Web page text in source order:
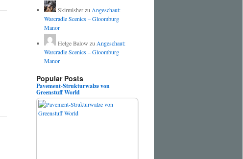
SkirmisherzuAngeschaut:
Warcradle Scenics – Gloomburg
Manor
Helge Balow zuAngeschaut:
Warcradle Scenics – Gloomburg
Manor
Popular Posts
Pavement-Strukturwalze von
Greenstuff World